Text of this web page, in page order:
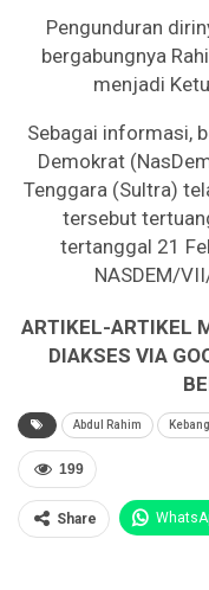
Pengunduran
bergabungnya
menjadi
Sebagai informasi,
Demokrat
Tenggara (Sultra)
tersebut
tertanggal 21
NASDEM/
ARTIKEL-ARTIKEL
DIAKSES VIA
Abdul Rahim
199
Share